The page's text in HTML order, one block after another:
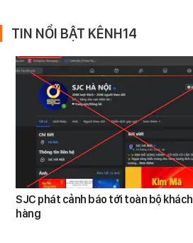
TIN NỔI BẬT KÊNH14
SJC phát cảnh báo tới toàn bộ khách
hàng